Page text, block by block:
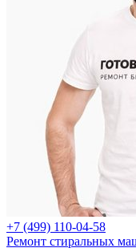
+7 (499) 110-04-58
Ремонт стиральных